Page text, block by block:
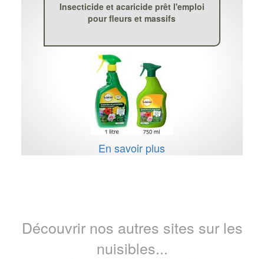
Insecticide et acaricide prêt l'emploi
pour fleurs et massifs
En savoir plus
Découvrir nos autres sites sur les
nuisibles...